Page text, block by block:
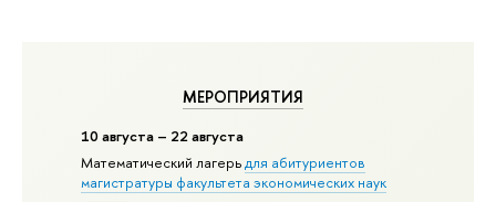
МЕРОПРИЯТИЯ
10 августа – 22 августа
Математический лагерьдля абитуриентов
магистратуры факультета экономических наук